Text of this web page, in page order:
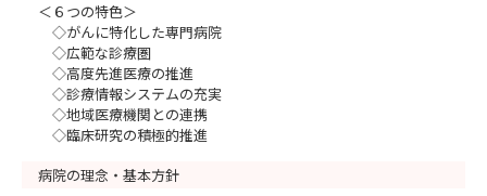
＜６つの特色＞
◇がんに特化した専門病院
◇広範な診療圏
◇高度先進医療の推進
◇診療情報システムの充実
◇地域医療機関との連携
◇臨床研究の積極的推進
病院の理念・基本方針